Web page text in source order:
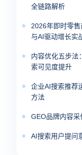
全链路解析
2026年即时零
与AI驱动增长实
内容优化五步法
索可见度提升
企业AI搜索推荐
方法
GEO品牌内容
AI搜索用户提问